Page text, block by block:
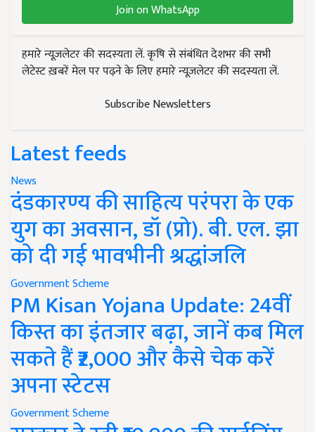
Join on WhatsApp
हमारे न्यूज़लेटर की सदस्यता लें. कृषि से संबंधित देशभर की सभी
लेटेस्ट ख़बरें मेल पर पढ़ने के लिए हमारे न्यूज़लेटर की सदस्यता लें.
Subscribe Newsletters
Latest feeds
News
दंडकारण्य की साहित्य परंपरा के एक
युग का अवसान, डॉ (प्रो). बी. एल. झा
को दी गई भावभीनी श्रद्धांजलि
Government Scheme
PM Kisan Yojana Update: 24वीं
किस्त का इंतजार बढ़ा, जानें कब मिल
सकते हैं ₹2,000 और कैसे चेक करें
अपना स्टेटस
Government Scheme